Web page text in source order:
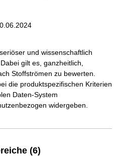
und wissenschaftlich
gilt es, ganzheitlich,
Stoffströmen zu bewerten.
die produktspezifischen Kriterien
Daten-System
widergeben.
(6)